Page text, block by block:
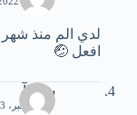
لدي الم منذ شهر
افعل 🤕
شيماآ
17 ديسمبر، 2023 | 10:05 ص